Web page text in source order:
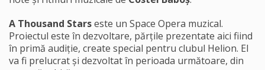
A Thousand Starseste un Space Opera muzical.
Proiectul este în dezvoltare, părțile prezentate aici fiind
în primă audiție, create special pentru clubul Helion. El
va fi prelucrat și dezvoltat în perioada următoare, din